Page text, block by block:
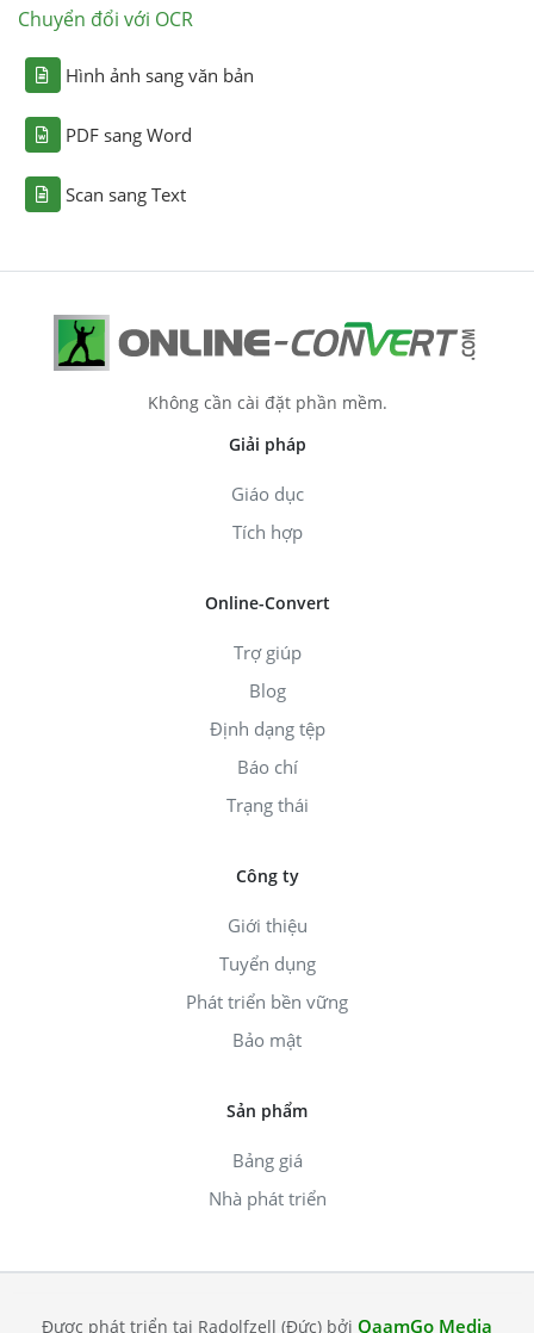
Chuyển đổi với OCR
Hình ảnh sang văn bản
PDF sang Word
Scan sang Text
Không cần cài đặt phần mềm.
Giải pháp
Giáo dục
Tích hợp
Online-Convert
Trợ giúp
Blog
Định dạng tệp
Báo chí
Trạng thái
Công ty
Giới thiệu
Tuyển dụng
Phát triển bền vững
Bảo mật
Sản phẩm
Bảng giá
Nhà phát triển
Được phát triển tại Radolfzell (Đức) bởi QaamGo Media